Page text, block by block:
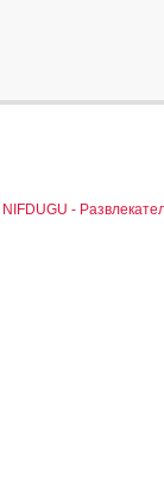
NIFDUGU -